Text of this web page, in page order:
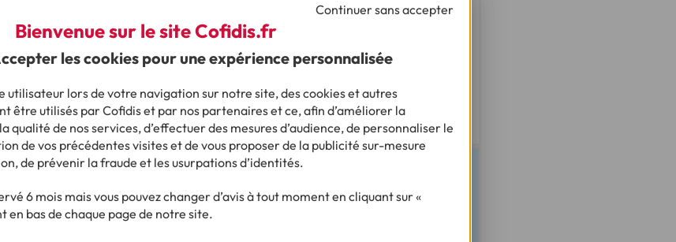
Télécharger l'infographie
Télécharger le communiqué
Continuer sans accepter
Bienvenue sur le site Cofidis.fr
les cookies pour une expérience personnalisée
utilisateur lors de votre navigation sur notre site, des cookies et autres
être utilisés par Cofidis et par nos partenaires et ce, afin d’améliorer la
de nos services, d’effectuer des mesures d’audience, de personnaliser le
de vos précédentes visites et de vous proposer de la publicité sur-mesure
de prévenir la fraude et les usurpations d’identités.
6 mois mais vous pouvez changer d’avis à tout moment en cliquant sur «
en bas de chaque page de notre site.